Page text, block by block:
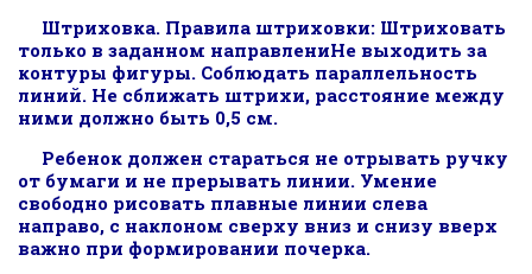
Штриховка. Правила штриховки: Штриховать
только в заданном направлениНе выходить за
контуры фигуры. Соблюдать параллельность
линий. Не сближать штрихи, расстояние между
ними должно быть 0,5 см.
Ребенок должен стараться не отрывать ручку
от бумаги и не прерывать линии. Умение
свободно рисовать плавные линии слева
направо, с наклоном сверху вниз и снизу вверх
важно при формировании почерка.